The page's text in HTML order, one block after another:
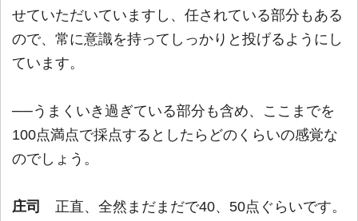
せていただいていますし、任されている部分もある
ので、常に意識を持ってしっかりと投げるようにし
ています。
──うまくいき過ぎている部分も含め、ここまでを
100点満点で採点するとしたらどのくらいの感覚な
のでしょう。
庄司
正直、全然まだまだで40、50点ぐらいです。